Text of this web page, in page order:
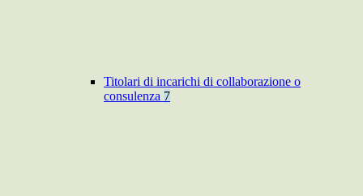
Titolari di incarichi di collaborazione o
consulenza 7